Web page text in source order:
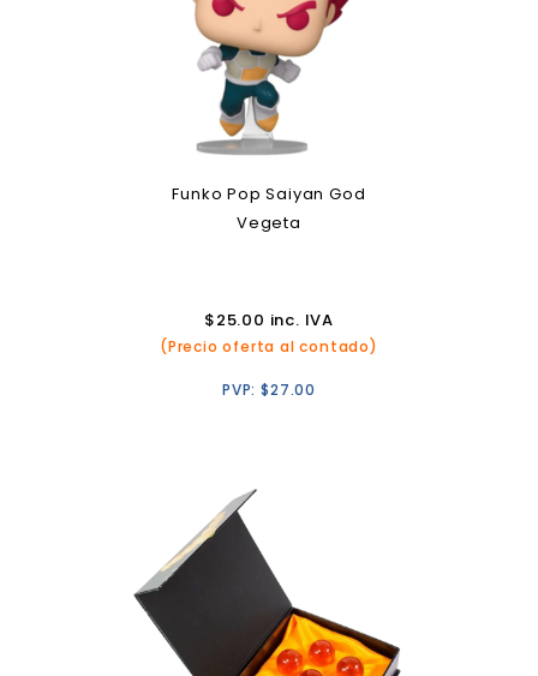
Funko Pop Saiyan God
Vegeta
$25.00 inc. IVA
(Precio oferta al contado)
PVP:$27.00